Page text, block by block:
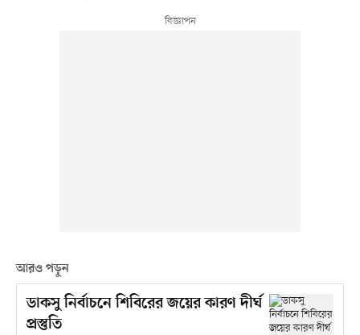
আরও পড়ুন
ডাকসু নির্বাচনে শিবিরের জয়ের কারণ দীর্ঘ
প্রস্তুতি